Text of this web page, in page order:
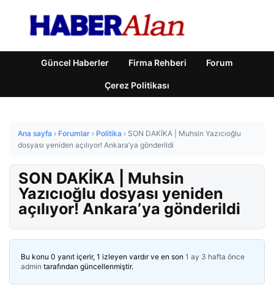
Güncel Haberler Firma Rehberi Forum
Çerez Politikası
Ana sayfa › Forumlar › Politika › SON DAKİKA | Muhsin Yazıcıoğlu
dosyası yeniden açılıyor! Ankara’ya gönderildi
SON DAKİKA | Muhsin
Yazıcıoğlu dosyası yeniden
açılıyor! Ankara’ya gönderildi
Bu konu 0 yanıt içerir, 1 izleyen vardır ve en son 1 ay 3 hafta önce
admin tarafından güncellenmiştir.